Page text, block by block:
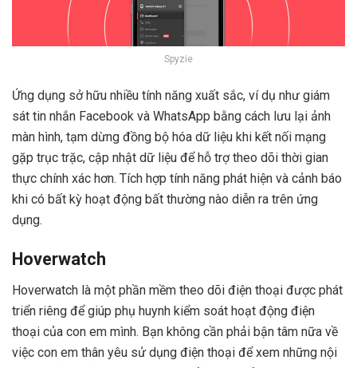
Spyzie
Ứng dụng sở hữu nhiều tính năng xuất sắc, ví dụ như giám
sát tin nhắn Facebook và WhatsApp bằng cách lưu lại ảnh
màn hình, tạm dừng đồng bộ hóa dữ liệu khi kết nối mạng
gặp trục trặc, cập nhật dữ liệu để hỗ trợ theo dõi thời gian
thực chính xác hơn. Tích hợp tính năng phát hiện và cảnh báo
khi có bất kỳ hoạt động bất thường nào diễn ra trên ứng
dụng.
Hoverwatch
Hoverwatch là một phần mềm theo dõi điện thoại được phát
triển riêng để giúp phụ huynh kiểm soát hoạt động điện
thoại của con em mình. Bạn không cần phải bận tâm nữa về
việc con em thân yêu sử dụng điện thoại để xem những nội